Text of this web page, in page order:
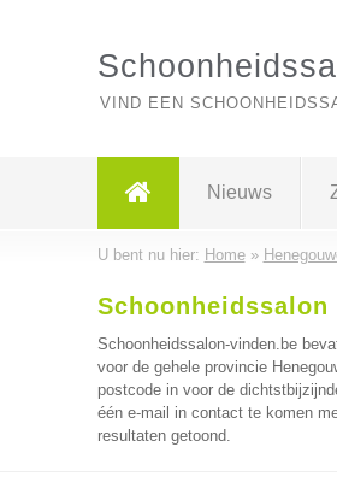
VIND EEN
Nieuws
U bent nu hier: Home»
Schoonheidssalon
Schoonheidssalon-vinden.be
voor de gehele provincie
postcode in voor de
één e-mail in contact te komen
resultaten getoond.